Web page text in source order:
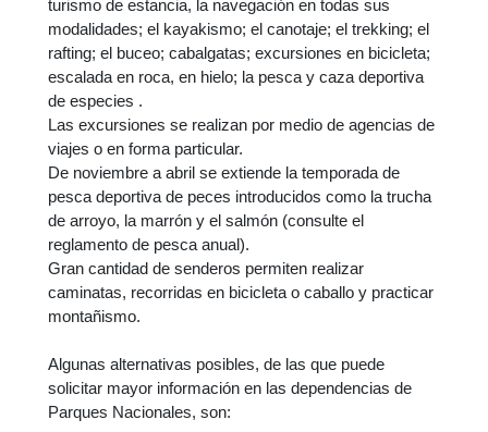
turismo de estancia, la navegación en todas sus
modalidades; el kayakismo; el canotaje; el trekking; el
rafting; el buceo; cabalgatas; excursiones en bicicleta;
escalada en roca, en hielo; la pesca y caza deportiva
de especies .
Las excursiones se realizan por medio de agencias de
viajes o en forma particular.
De noviembre a abril se extiende la temporada de
pesca deportiva de peces introducidos como la trucha
de arroyo, la marrón y el salmón (consulte el
reglamento de pesca anual).
Gran cantidad de senderos permiten realizar
caminatas, recorridas en bicicleta o caballo y practicar
montañismo.
Algunas alternativas posibles, de las que puede
solicitar mayor información en las dependencias de
Parques Nacionales, son: